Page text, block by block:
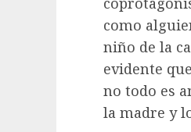
como
niño de la
evidente
no todo es
la madre y